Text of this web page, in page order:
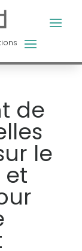
de
le
et